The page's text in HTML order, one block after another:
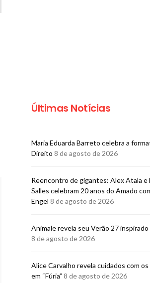
CARNAVAL
Bloco Me Abraça abre
2027
Últimas Notícias
Maria Eduarda Barreto celebra a
Direito 8 de agosto de 2026
Reencontro de gigantes: Alex Atala e
Salles celebram 20 anos do Amado
Engel 8 de agosto de 2026
Animale revela seu Verão 27 inspirado
8 de agosto de 2026
Alice Carvalho revela cuidados com os
em “Fúria” 8 de agosto de 2026